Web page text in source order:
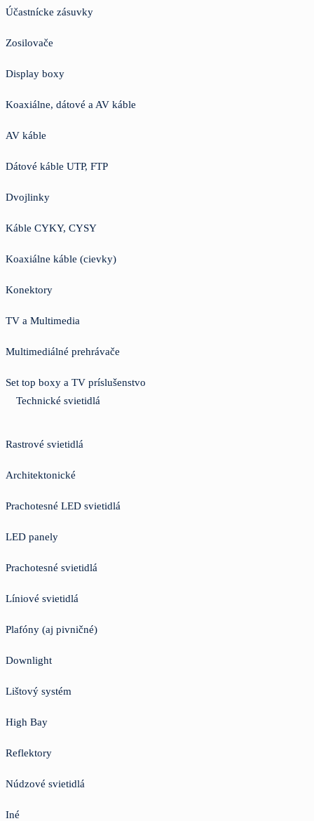
Účastnícke zásuvky
Zosilovače
Display boxy
Koaxiálne, dátové a AV káble
AV káble
Dátové káble UTP, FTP
Dvojlinky
Káble CYKY, CYSY
Koaxiálne káble (cievky)
Konektory
TV a Multimedia
Multimediálné prehrávače
Set top boxy a TV príslušenstvo
Technické svietidlá
Rastrové svietidlá
Architektonické
Prachotesné LED svietidlá
LED panely
Prachotesné svietidlá
Líniové svietidlá
Plafóny (aj pivničné)
Downlight
Lištový systém
High Bay
Reflektory
Núdzové svietidlá
Iné